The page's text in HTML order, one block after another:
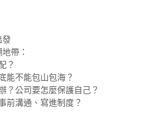
發
帶：
？
能不能包山包海？
公司要怎麼保護自己？
溝通、寫進制度？